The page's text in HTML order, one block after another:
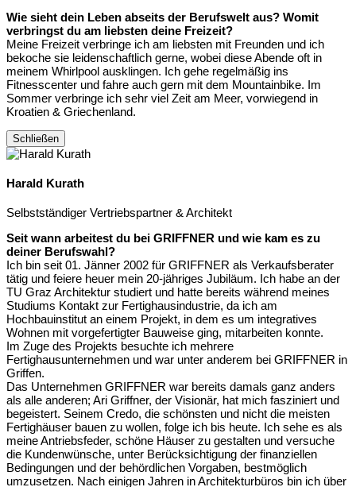
Wie sieht dein Leben abseits der Berufswelt aus? Womit
verbringst du am liebsten deine Freizeit?
Meine Freizeit verbringe ich am liebsten mit Freunden und ich
bekoche sie leidenschaftlich gerne, wobei diese Abende oft in
meinem Whirlpool ausklingen. Ich gehe regelmäßig ins
Fitnesscenter und fahre auch gern mit dem Mountainbike. Im
Sommer verbringe ich sehr viel Zeit am Meer, vorwiegend in
Kroatien & Griechenland.
Schließen
Harald Kurath
Selbstständiger Vertriebspartner & Architekt
Seit wann arbeitest du bei GRIFFNER und wie kam es zu
deiner Berufswahl?
Ich bin seit 01. Jänner 2002 für GRIFFNER als Verkaufsberater
tätig und feiere heuer mein 20-jähriges Jubiläum. Ich habe an der
TU Graz Architektur studiert und hatte bereits während meines
Studiums Kontakt zur Fertighausindustrie, da ich am
Hochbauinstitut an einem Projekt, in dem es um integratives
Wohnen mit vorgefertigter Bauweise ging, mitarbeiten konnte.
Im Zuge des Projekts besuchte ich mehrere
Fertighausunternehmen und war unter anderem bei GRIFFNER in
Griffen.
Das Unternehmen GRIFFNER war bereits damals ganz anders
als alle anderen; Ari Griffner, der Visionär, hat mich fasziniert und
begeistert. Seinem Credo, die schönsten und nicht die meisten
Fertighäuser bauen zu wollen, folge ich bis heute. Ich sehe es als
meine Antriebsfeder, schöne Häuser zu gestalten und versuche
die Kundenwünsche, unter Berücksichtigung der finanziellen
Bedingungen und der behördlichen Vorgaben, bestmöglich
umzusetzen. Nach einigen Jahren in Architekturbüros bin ich über